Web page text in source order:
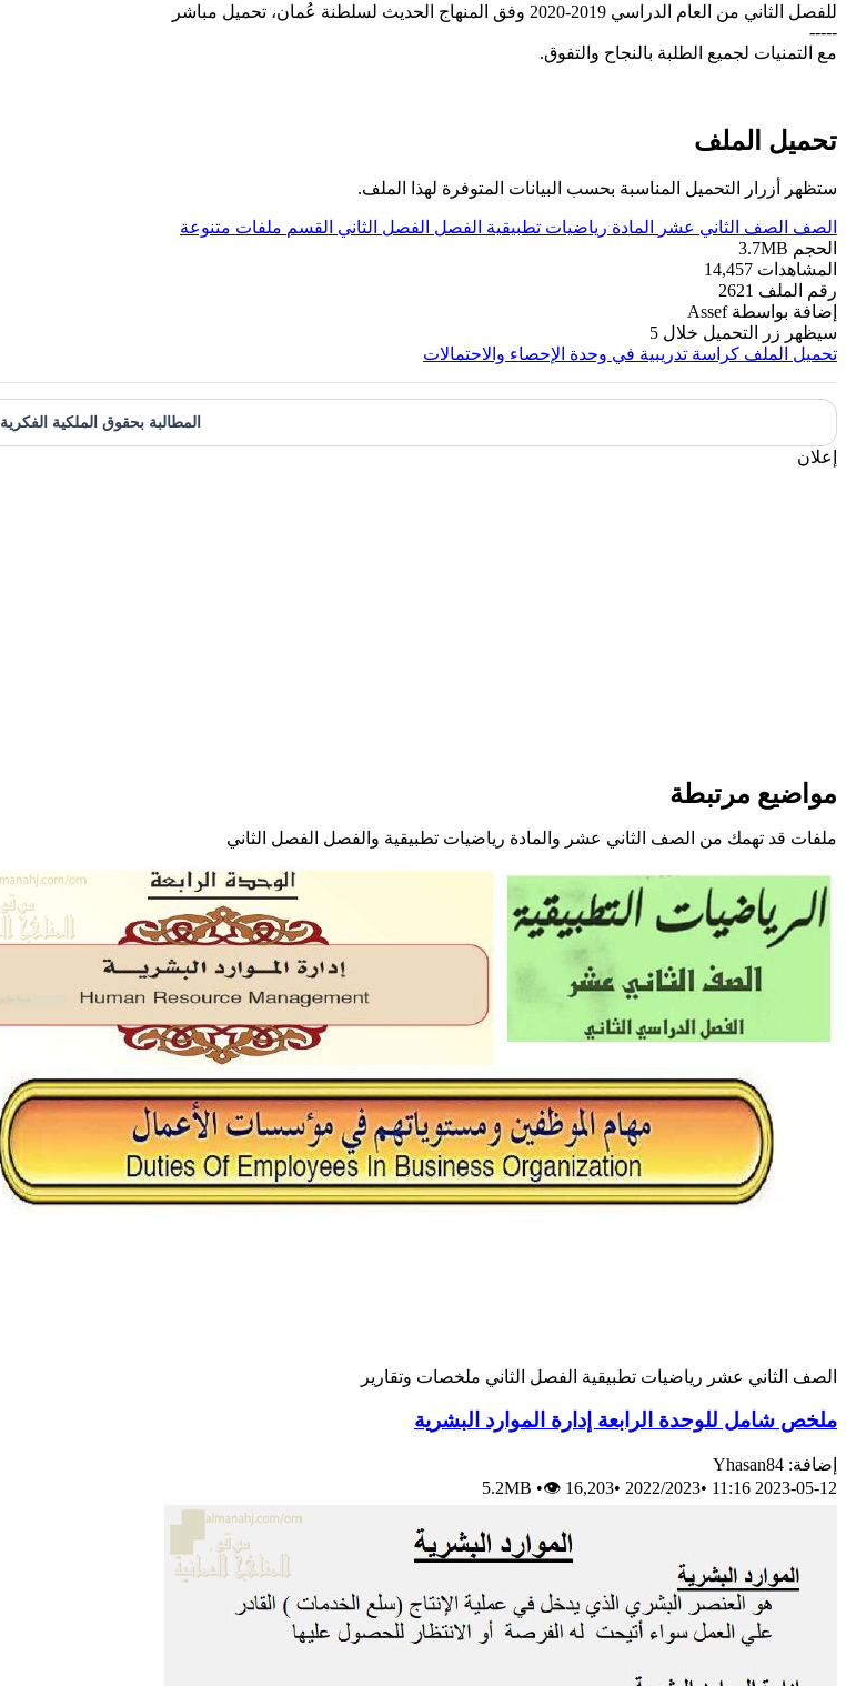
للفصل الثاني من العام الدراسي 2019-2020 وفق المنهاج الحديث لسلطنة عُمان، تحميل مباشر
-----
مع التمنيات لجميع الطلبة بالنجاح والتفوق.
تحميل الملف
ستظهر أزرار التحميل المناسبة بحسب البيانات المتوفرة لهذا الملف.
الصف الصف الثاني عشر المادة رياضيات تطبيقية الفصل الفصل الثاني القسم ملفات متنوعة
الحجم 3.7MB
المشاهدات 14,457
رقم الملف 2621
إضافة بواسطة Assef
سيظهر زر التحميل خلال 5
تحميل الملف كراسة تدريبية في وحدة الإحصاء والاحتمالات
المطالبة بحقوق الملكية الفكرية
إعلان
مواضيع مرتبطة
ملفات قد تهمك من الصف الثاني عشر والمادة رياضيات تطبيقية والفصل الفصل الثاني
الصف الثاني عشر رياضيات تطبيقية الفصل الثاني ملخصات وتقارير
ملخص شامل للوحدة الرابعة إدارة الموارد البشرية
إضافة: Yhasan84
2023-05-12 11:16
•
2022/2023
•
5.2MB •👁 16,203